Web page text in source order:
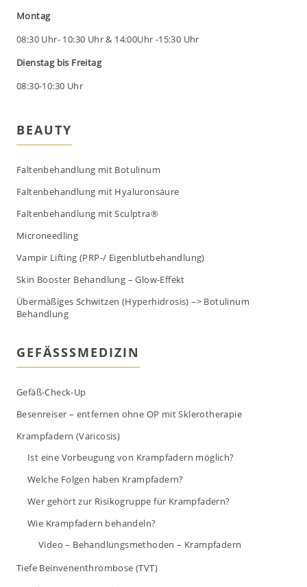
Montag
08:30 Uhr- 10:30 Uhr & 14:00Uhr -15:30 Uhr
Dienstag bis Freitag
08:30-10:30 Uhr
BEAUTY
Faltenbehandlung mit Botulinum
Faltenbehandlung mit Hyaluronsäure
Faltenbehandlung mit Sculptra®
Microneedling
Vampir Lifting (PRP-/ Eigenblutbehandlung)
Skin Booster Behandlung – Glow-Effekt
Übermäßiges Schwitzen (Hyperhidrosis) –> Botulinum
Behandlung
GEFÄSSSMEDIZIN
Gefäß-Check-Up
Besenreiser – entfernen ohne OP mit Sklerotherapie
Krampfadern (Varicosis)
Ist eine Vorbeugung von Krampfadern möglich?
Welche Folgen haben Krampfadern?
Wer gehört zur Risikogruppe für Krampfadern?
Wie Krampfadern behandeln?
Video – Behandlungsmethoden – Krampfadern
Tiefe Beinvenenthrombose (TVT)